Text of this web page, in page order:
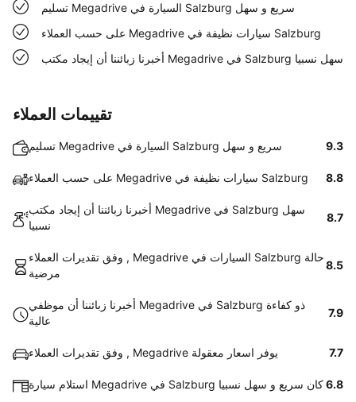
تسليم Megadrive السيارة في Salzburg سريع و سهل
على حسب العملاء Megadrive سيارات نظيفة في Salzburg
أخبرنا زبائننا أن إيجاد مكتب Megadrive في Salzburg سهل نسبيا
تقييمات العملاء
تسليم Megadrive السيارة في Salzburg سريع و سهل 9.3
على حسب العملاء Megadrive سيارات نظيفة في Salzburg 8.8
أخبرنا زبائننا أن إيجاد مكتب Megadrive في Salzburg سهل
نسبيا
8.7
وفق تقديرات العملاء , Megadrive السيارات في Salzburg حالة
مرضية
8.5
أخبرنا زبائننا أن موظفي Megadrive في Salzburg ذو كفاءة
عالية
7.9
وفق تقديرات العملاء , Megadrive يوفر اسعار معقولة 7.7
استلام سيارة Megadrive في Salzburg كان سريع و سهل نسبيا6.8